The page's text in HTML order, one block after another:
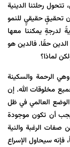
رحلتنا الدينية
تحقيقٍ حقيقيٍ للنمو
لدرجةٍ يمكننا معها
الدين حقًا. فالدين هو
لماذا؟
الرحمة والسكينة
مخلوقات الله. إن
العالمي في ظل
يجب أن تكون موجودة
الرغبة والنية
سيحاول الإسراع